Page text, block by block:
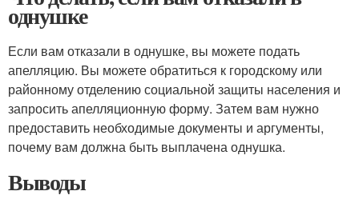
однушке
Если вам отказали в однушке, вы можете подать
апелляцию. Вы можете обратиться к городскому или
районному отделению социальной защиты населения и
запросить апелляционную форму. Затем вам нужно
предоставить необходимые документы и аргументы,
почему вам должна быть выплачена однушка.
Выводы